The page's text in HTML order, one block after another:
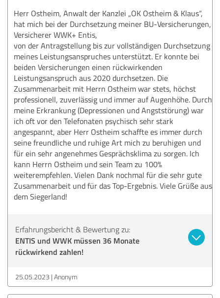
Herr Ostheim, Anwalt der Kanzlei „OK Ostheim & Klaus“,
hat mich bei der Durchsetzung meiner BU-Versicherungen,
Versicherer WWK+ Entis,
von der Antragstellung bis zur vollständigen Durchsetzung
meines Leistungsanspruches unterstützt. Er konnte bei
beiden Versicherungen einen rückwirkenden
Leistungsanspruch aus 2020 durchsetzen. Die
Zusammenarbeit mit Herrn Ostheim war stets, höchst
professionell, zuverlässig und immer auf Augenhöhe. Durch
meine Erkrankung (Depressionen und Angststörung) war
ich oft vor den Telefonaten psychisch sehr stark
angespannt, aber Herr Ostheim schaffte es immer durch
seine freundliche und ruhige Art mich zu beruhigen und
für ein sehr angenehmes Gesprächsklima zu sorgen. Ich
kann Herrn Ostheim und sein Team zu 100%
weiterempfehlen. Vielen Dank nochmal für die sehr gute
Zusammenarbeit und für das Top-Ergebnis. Viele Grüße aus
dem Siegerland!
Erfahrungsbericht & Bewertung zu:
ENTIS und WWK müssen 36 Monate
rückwirkend zahlen!
25.05.2023 Anonym